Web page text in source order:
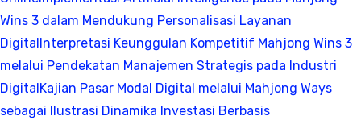
Wins 3 dalam Mendukung Personalisasi Layanan
Digital Interpretasi Keunggulan Kompetitif Mahjong Wins 3
melalui Pendekatan Manajemen Strategis pada Industri
Digital Kajian Pasar Modal Digital melalui Mahjong Ways
sebagai Ilustrasi Dinamika Investasi Berbasis